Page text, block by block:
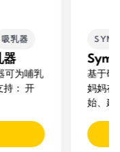
吸乳器
器
可为哺乳
持： 开
基于研
妈妈在
始、建